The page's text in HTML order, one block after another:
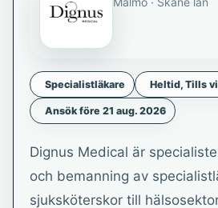
Specialistläkare Heltid, Tills
Ansök före 21 aug. 2026
Dignus Medical är
och bemanning av
sjuksköterskor till